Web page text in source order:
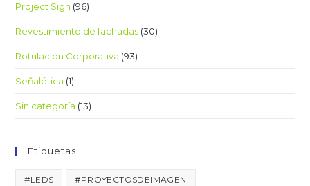
Project Sign (96)
Revestimiento de fachadas (30)
Rotulación Corporativa (93)
Señalética (1)
Sin categoría (13)
Etiquetas
#LEDS #PROYECTOSDEIMAGEN